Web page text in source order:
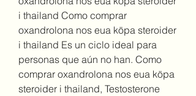
i thailand Como comprar
oxandrolona nos eua köpa steroider
i thailand Es un ciclo ideal para
personas que aún no han. Como
comprar oxandrolona nos eua köpa
steroider i thailand, Testosterone